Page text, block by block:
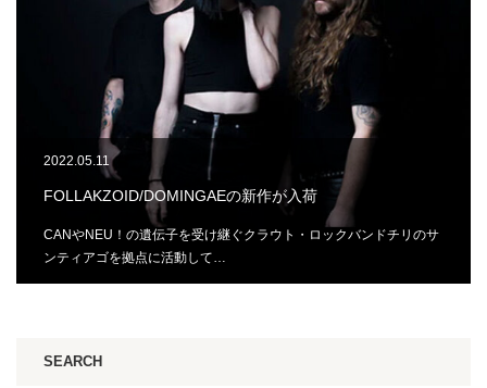
2022.05.11
FOLLAKZOID/DOMINGAEの新作が入荷
CANやNEU！の遺伝子を受け継ぐクラウト・ロックバンドチリのサ
ンティアゴを拠点に活動して…
SEARCH